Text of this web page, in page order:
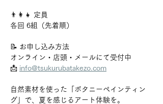
👨‍👩‍👧 定員
各回 6組（先着順）
📝 お申し込み方法
オンライン・店頭・メールにて受付中
📩 info@tsukurubatakezo.com
自然素材を使った「ボタニーペインティン
グ」で、夏を感じるアート体験を。